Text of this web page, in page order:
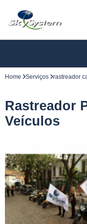
Home Serviços rastreador
Rastreador
Veículos